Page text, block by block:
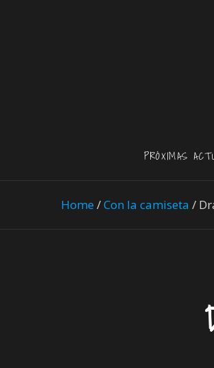
PRÓXIMAS
Home/Con la camiseta /